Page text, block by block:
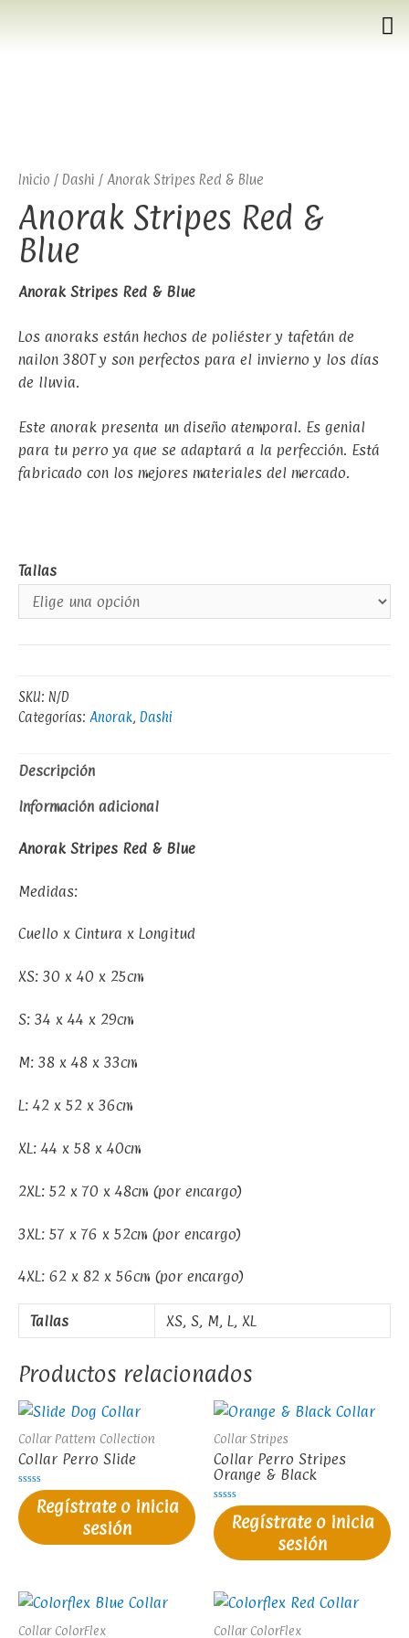
Inicio / Dashi / Anorak Stripes Red & Blue
Anorak Stripes Red &
Blue
Anorak Stripes Red & Blue
Los anoraks están hechos de poliéster y tafetán de
nailon 380T y son perfectos para el invierno y los días
de lluvia.
Este anorak presenta un diseño atemporal. Es genial
para tu perro ya que se adaptará a la perfección. Está
fabricado con los mejores materiales del mercado.
Tallas
SKU: N/D
Categorías: Anorak, Dashi
Descripción
Información adicional
Anorak Stripes Red & Blue
Medidas:
Cuello x Cintura x Longitud
XS: 30 x 40 x 25cm
S: 34 x 44 x 29cm
M: 38 x 48 x 33cm
L: 42 x 52 x 36cm
XL: 44 x 58 x 40cm
2XL: 52 x 70 x 48cm (por encargo)
3XL: 57 x 76 x 52cm (por encargo)
4XL: 62 x 82 x 56cm (por encargo)
Tallas XS, S, M, L, XL
Productos relacionados
Collar Pattern Collection
Collar Perro Slide
Valorado
en
0
de
5
Regístrate o inicia
sesión
Collar Stripes
Collar Perro Stripes
Orange & Black
Valorado
en
0
de
5
Regístrate o inicia
sesión
Collar ColorFlex Collar ColorFlex